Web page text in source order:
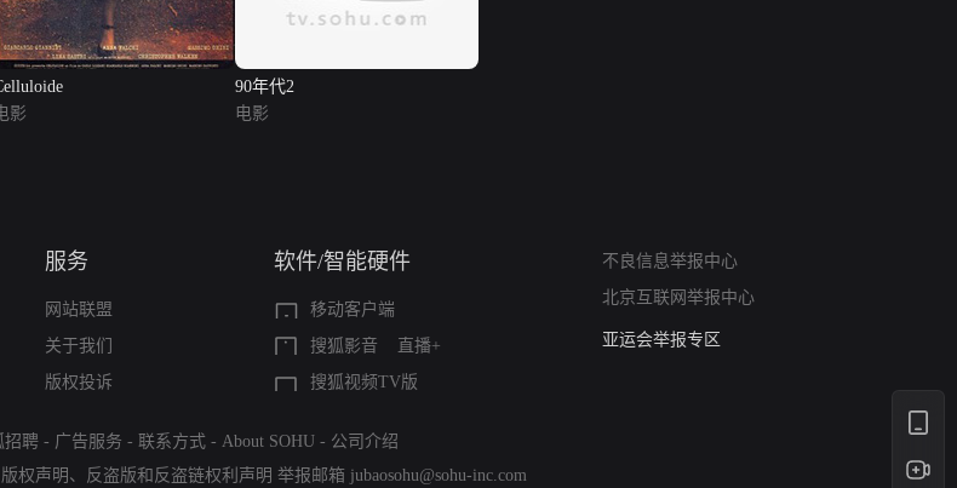
影
90年代2
电影
服务
网站联盟
关于我们
版权投诉
软件/智能硬件
移动客户端
搜狐影音
直播+
搜狐视频TV版
不良信息举报中心
北京互联网举报中心
算法推荐专项举报
亚运会举报专区
招聘 - 广告服务 - 联系方式 - About SOHU - 公司介绍
版权声明 、 反盗版和反盗链权利声明 举报邮箱 jubaosohu@sohu-inc.com